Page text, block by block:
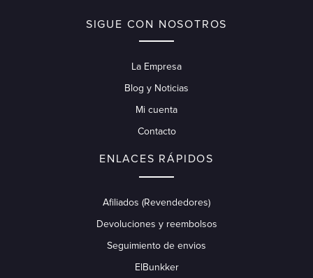
SIGUE CON NOSOTROS
La Empresa
Blog y Noticias
Mi cuenta
Contacto
ENLACES RÁPIDOS
Afiliados (Revendedores)
Devoluciones y reembolsos
Seguimiento de envios
ElBunkker